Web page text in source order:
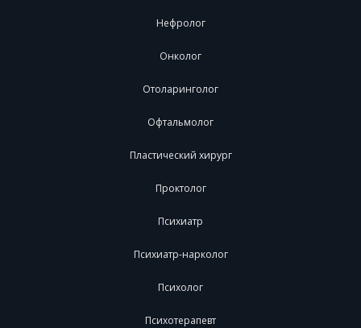
Нефролог
Онколог
Отоларинголог
Офтальмолог
Пластический хирург
Проктолог
Психиатр
Психиатр-нарколог
Психолог
Психотерапевт